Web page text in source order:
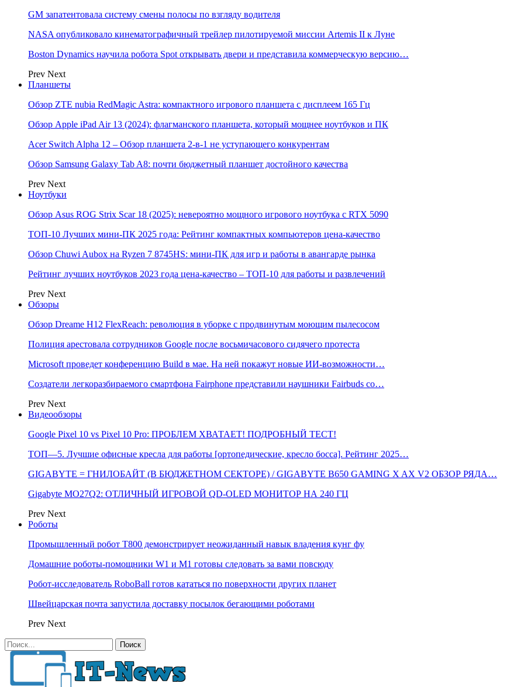
GM запатентовала систему смены полосы по взгляду водителя
NASA опубликовало кинематографичный трейлер пилотируемой миссии Artemis II к Луне
Boston Dynamics научила робота Spot открывать двери и представила коммерческую версию…
Prev Next
Планшеты
Обзор ZTE nubia RedMagic Astra: компактного игрового планшета с дисплеем 165 Гц
Обзор Apple iPad Air 13 (2024): флагманского планшета, который мощнее ноутбуков и ПК
Acer Switch Alpha 12 – Обзор планшета 2-в-1 не уступающего конкурентам
Обзор Samsung Galaxy Tab A8: почти бюджетный планшет достойного качества
Prev Next
Ноутбуки
Обзор Asus ROG Strix Scar 18 (2025): невероятно мощного игрового ноутбука с RTX 5090
ТОП-10 Лучших мини-ПК 2025 года: Рейтинг компактных компьютеров цена-качество
Обзор Chuwi Aubox на Ryzen 7 8745HS: мини-ПК для игр и работы в авангарде рынка
Рейтинг лучших ноутбуков 2023 года цена-качество – ТОП-10 для работы и развлечений
Prev Next
Обзоры
Обзор Dreame H12 FlexReach: революция в уборке с продвинутым моющим пылесосом
Полиция арестовала сотрудников Google после восьмичасового сидячего протеста
Microsoft проведет конференцию Build в мае. На ней покажут новые ИИ-возможности…
Создатели легкоразбираемого смартфона Fairphone представили наушники Fairbuds со…
Prev Next
Видеообзоры
Google Pixel 10 vs Pixel 10 Pro: ПРОБЛЕМ ХВАТАЕТ! ПОДРОБНЫЙ ТЕСТ!
ТОП—5. Лучшие офисные кресла для работы [ортопедические, кресло босса]. Рейтинг 2025…
GIGABYTE = ГНИЛОБАЙТ (В БЮДЖЕТНОМ СЕКТОРЕ) / GIGABYTE B650 GAMING X AX V2 ОБЗОР РЯДА…
Gigabyte MO27Q2: ОТЛИЧНЫЙ ИГРОВОЙ QD-OLED МОНИТОР НА 240 ГЦ
Prev Next
Роботы
Промышленный робот Т800 демонстрирует неожиданный навык владения кунг фу
Домашние роботы-помощники W1 и M1 готовы следовать за вами повсюду
Робот-исследователь RoboBall готов кататься по поверхности других планет
Швейцарская почта запустила доставку посылок бегающими роботами
Prev Next